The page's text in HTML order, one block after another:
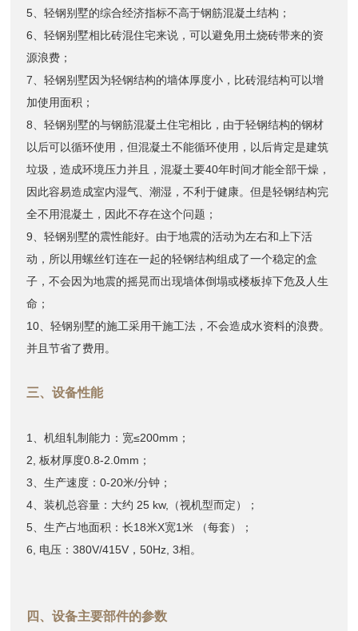
5、轻钢别墅的综合经济指标不高于钢筋混凝土结构；
6、轻钢别墅相比砖混住宅来说，可以避免用土烧砖带来的资
源浪费；
7、轻钢别墅因为轻钢结构的墙体厚度小，比砖混结构可以增
加使用面积；
8、轻钢别墅的与钢筋混凝土住宅相比，由于轻钢结构的钢材
以后可以循环使用，但混凝土不能循环使用，以后肯定是建筑
垃圾，造成环境压力并且，混凝土要40年时间才能全部干燥，
因此容易造成室内湿气、潮湿，不利于健康。但是轻钢结构完
全不用混凝土，因此不存在这个问题；
9、轻钢别墅的震性能好。由于地震的活动为左右和上下活
动，所以用螺丝钉连在一起的轻钢结构组成了一个稳定的盒
子，不会因为地震的摇晃而出现墙体倒塌或楼板掉下危及人生
命；
10、轻钢别墅的施工采用干施工法，不会造成水资料的浪费。
并且节省了费用。
三、设备性能
1、机组轧制能力：宽≤200mm；
2, 板材厚度0.8-2.0mm；
3、生产速度：0-20米/分钟；
4、装机总容量：大约 25 kw,（视机型而定）；
5、生产占地面积：长18米X宽1米 （每套）；
6, 电压：380V/415V，50Hz, 3相。
四、设备主要部件的参数